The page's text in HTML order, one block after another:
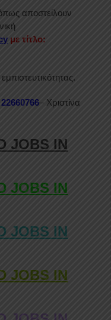
αποστείλουν
με τίτλο:
– Χριστίνα
JOBS IN
JOBS IN
JOBS IN
JOBS IN